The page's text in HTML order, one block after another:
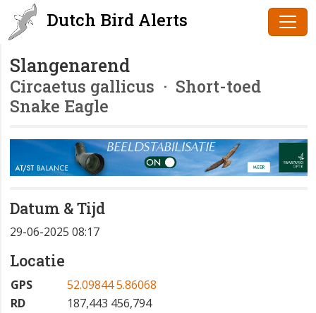
Dutch Bird Alerts
Slangenarend
Circaetus gallicus · Short-toed
Snake Eagle
Datum & Tijd
29-06-2025 08:17
Locatie
GPS
52.09844 5.86068
RD
187,443 456,794